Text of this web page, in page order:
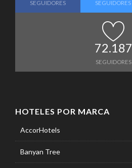
SEGUIDORES SEGUIDORES
72.187
SEGUIDORES
HOTELES POR MARCA
AccorHotels
Banyan Tree